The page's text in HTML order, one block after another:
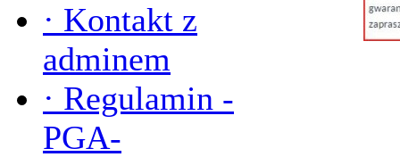
· Kontakt z
adminem
· Regulamin -
PGA-